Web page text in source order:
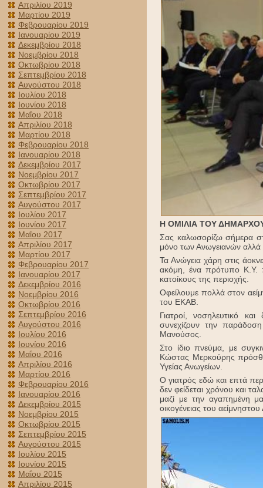
Απριλίου 2019
Μαρτίου 2019
Φεβρουαρίου 2019
Ιανουαρίου 2019
Δεκεμβρίου 2018
Νοεμβρίου 2018
Οκτωβρίου 2018
Σεπτεμβρίου 2018
Αυγούστου 2018
Ιουλίου 2018
Ιουνίου 2018
Μαΐου 2018
Απριλίου 2018
Μαρτίου 2018
Φεβρουαρίου 2018
Ιανουαρίου 2018
Δεκεμβρίου 2017
Νοεμβρίου 2017
Οκτωβρίου 2017
Σεπτεμβρίου 2017
Αυγούστου 2017
Ιουλίου 2017
Ιουνίου 2017
Μαΐου 2017
Απριλίου 2017
Μαρτίου 2017
Φεβρουαρίου 2017
Ιανουαρίου 2017
Δεκεμβρίου 2016
Νοεμβρίου 2016
Οκτωβρίου 2016
Σεπτεμβρίου 2016
Αυγούστου 2016
Ιουλίου 2016
Ιουνίου 2016
Μαΐου 2016
Απριλίου 2016
Μαρτίου 2016
Φεβρουαρίου 2016
Ιανουαρίου 2016
Δεκεμβρίου 2015
Νοεμβρίου 2015
Οκτωβρίου 2015
Σεπτεμβρίου 2015
Αυγούστου 2015
Ιουλίου 2015
Ιουνίου 2015
Μαΐου 2015
Απριλίου 2015
Η ΟΜΙΛΙΑ ΤΟΥ
Σας καλωσορίζω σήμερα
μόνο των Ανωγειανών αλλά
Τα Ανώγεια χάρη στις
ακόμη, ένα πρότυπο Κ.Υ.
κατοίκους της περιοχής.
Οφείλουμε πολλά στον
του ΕΚΑΒ.
Γιατροί, νοσηλευτικό
συνεχίζουν την
Μανούσος.
Στο ίδιο πνεύμα, με
Κώστας Μερκούρης
Υγείας Ανωγείων.
Ο γιατρός εδώ και επτά
δεν φείδεται χρόνου και
μαζί με την αγαπημένη
οικογένειας του